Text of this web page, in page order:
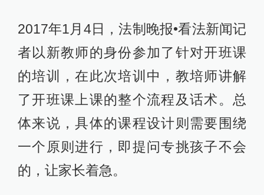
2017年1月4日，法制晚报•看法新闻记
者以新教师的身份参加了针对开班课
的培训，在此次培训中，教培师讲解
了开班课上课的整个流程及话术。总
体来说，具体的课程设计则需要围绕
一个原则进行，即提问专挑孩子不会
的，让家长着急。